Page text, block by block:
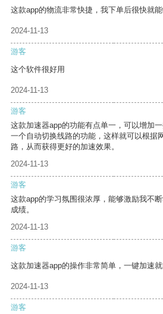
这款app的物流非常快捷，我下单后很快就能
2024-11-13
游客
这个软件很好用
2024-11-13
游客
这款加速器app的功能有点单一，可以增加
一个自动切换线路的功能，这样就可以根据
路，从而获得更好的加速效果。
2024-11-13
游客
这款app的学习氛围很浓厚，能够激励我不
成绩。
2024-11-13
游客
这款加速器app的操作非常简单，一键加速就
2024-11-13
游客